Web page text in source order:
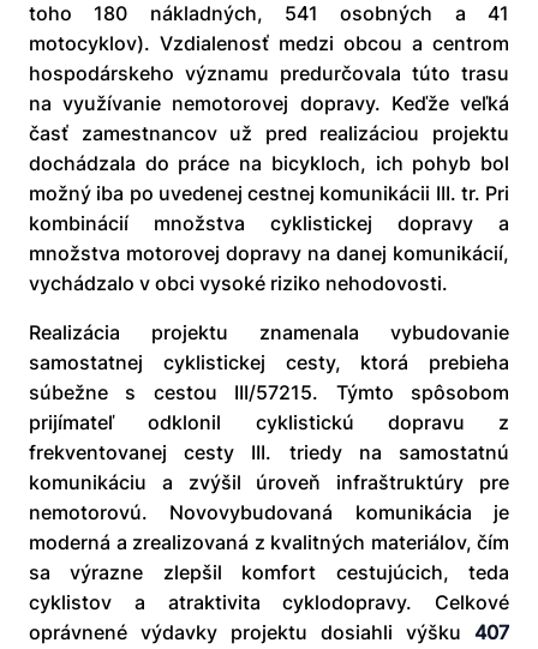
toho 180 nákladných, 541 osobných a 41
motocyklov). Vzdialenosť medzi obcou a centrom
hospodárskeho významu predurčovala túto trasu
na využívanie nemotorovej dopravy. Keďže veľká
časť zamestnancov už pred realizáciou projektu
dochádzala do práce na bicykloch, ich pohyb bol
možný iba po uvedenej cestnej komunikácii III. tr. Pri
kombinácií množstva cyklistickej dopravy a
množstva motorovej dopravy na danej komunikácií,
vychádzalo v obci vysoké riziko nehodovosti.
Realizácia projektu znamenala vybudovanie
samostatnej cyklistickej cesty, ktorá prebieha
súbežne s cestou III/57215. Týmto spôsobom
prijímateľ odklonil cyklistickú dopravu z
frekventovanej cesty III. triedy na samostatnú
komunikáciu a zvýšil úroveň infraštruktúry pre
nemotorovú. Novovybudovaná komunikácia je
moderná a zrealizovaná z kvalitných materiálov, čím
sa výrazne zlepšil komfort cestujúcich, teda
cyklistov a atraktivita cyklodopravy. Celkové
oprávnené výdavky projektu dosiahli výšku 407